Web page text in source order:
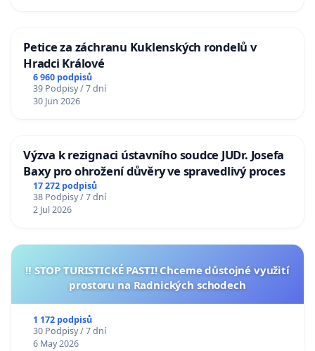
Petice za záchranu Kuklenských rondelů v
Hradci Králové
6 960 podpisů
39 Podpisy / 7 dní
30 Jun 2026
Výzva k rezignaci ústavního soudce JUDr. Josefa
Baxy pro ohrožení důvěry ve spravedlivý proces
17 272 podpisů
38 Podpisy / 7 dní
2 Jul 2026
‼️ STOP TURISTICKÉ PASTI! Chceme důstojné využití
prostoru na Radnických schodech
1 172 podpisů
30 Podpisy / 7 dní
6 May 2026